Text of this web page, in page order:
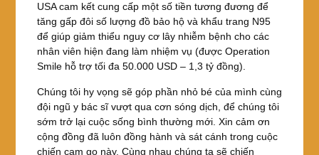
USA cam kết cung cấp một số tiền tương đương để
tăng gấp đôi số lượng đồ bảo hộ và khẩu trang N95
để giúp giảm thiểu nguy cơ lây nhiễm bệnh cho các
nhân viên hiện đang làm nhiệm vụ (được Operation
Smile hỗ trợ tối đa 50.000 USD – 1,3 tỷ đồng).
Chúng tôi hy vọng sẽ góp phần nhỏ bé của mình cùng
đội ngũ y bác sĩ vượt qua cơn sóng dịch, để chúng tôi
sớm trở lại cuộc sống bình thường mới. Xin cảm ơn
cộng đồng đã luôn đồng hành và sát cánh trong cuộc
chiến cam go này. Cùng nhau chúng ta sẽ chiến